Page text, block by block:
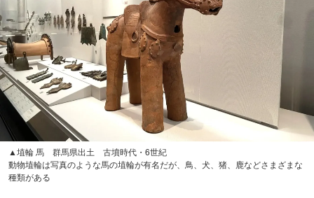
▲埴輪 馬 群馬県出土 古墳時代・6世紀
動物埴輪は写真のような馬の埴輪が有名だが、鳥、犬、猪、鹿などさまざまな
種類がある